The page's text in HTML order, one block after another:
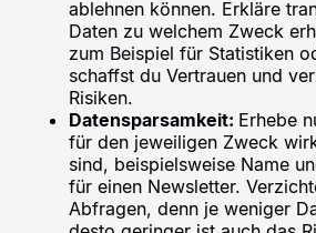
ablehnen können. Erkläre
Daten zu welchem Zweck
zum Beispiel für Statistiken
schaffst du Vertrauen und
Risiken.
Datensparsamkeit: Erhebe
für den jeweiligen Zweck
sind, beispielsweise Name
für einen Newsletter.
Abfragen, denn je weniger